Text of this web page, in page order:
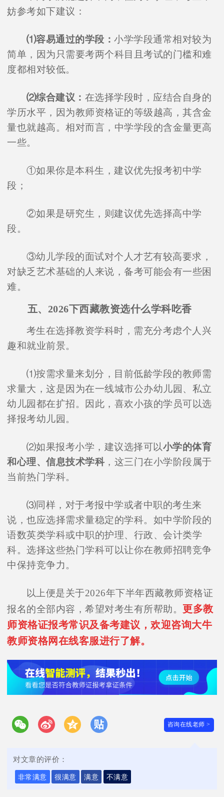
妨参考如下建议：
⑴容易通过的学段：小学学段通常相对较为
简单，因为只需要考两个科目且考试的门槛和难
度都相对较低。
⑵综合建议： 在选择学段时，应结合自身的
学历水平，因为教师资格证的等级越高，其含金
量也就越高。相对而言，中学学段的含金量更高
一些。
①如果你是本科生，建议优先报考初中学
段；
②如果是研究生，则建议优先选择高中学
段。
③幼儿学段的面试对个人才艺有较高要求，
对缺乏艺术基础的人来说，备考可能会有一些困
难。
五、2026下西藏教资选什么学科吃香
考生在选择教资学科时，需充分考虑个人兴
趣和就业前景。
⑴按需求量来划分，目前低龄学段的教师需
求量大，这是因为在一线城市公办幼儿园、私立
幼儿园都在扩招。因此，喜欢小孩的学员可以选
择报考幼儿园。
⑵如果报考小学，建议选择可以小学的体育
和心理、信息技术学科，这三门在小学阶段属于
当前热门学科。
⑶同样，对于考报中学或者中职的考生来
说，也应选择需求量稳定的学科。如中学阶段的
语数英类学科或中职的护理、行政、会计类学
科。选择这些热门学科可以让你在教师招聘竞争
中保持竞争力。
以上便是关于2026年下半年西藏教师资格证
报名的全部内容，希望对考生有所帮助。 更多教
师资格证报考常识及备考建议，欢迎咨询大牛
教师资格网在线客服进行了解。
咨询在线老师 >
对文章的评价：
非常满意 很满意 满意 不满意